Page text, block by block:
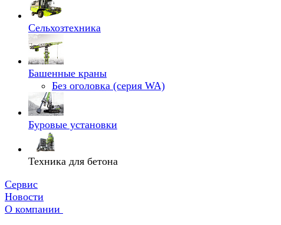
Сельхозтехника
Башенные краны
Без оголовка (серия WA)
Буровые установки
Техника для бетона
Сервис
Новости
О компании